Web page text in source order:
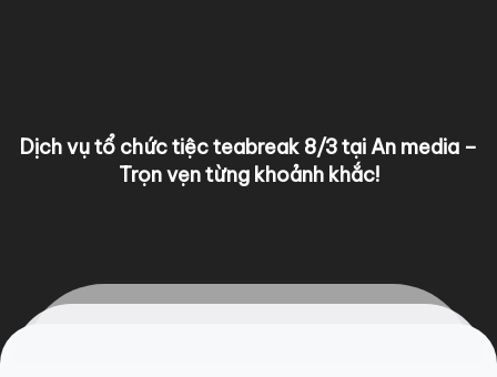
Dịch vụ tổ chức tiệc teabreak 8/3 tại An media –
Trọn vẹn từng khoảnh khắc!